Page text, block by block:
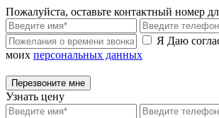
Пожалуйста, оставьте контактный номер
Я Даю
моих персональных данных
Перезвоните мне
Узнать цену